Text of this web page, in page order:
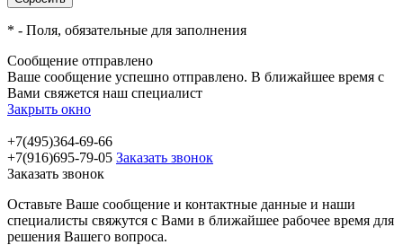
* - Поля, обязательные для заполнения
Сообщение отправлено
Ваше сообщение успешно отправлено. В ближайшее время с
Вами свяжется наш специалист
Закрыть окно
+7(495)364-69-66
+7(916)695-79-05 Заказать звонок
Заказать звонок
Оставьте Ваше сообщение и контактные данные и наши
специалисты свяжутся с Вами в ближайшее рабочее время для
решения Вашего вопроса.